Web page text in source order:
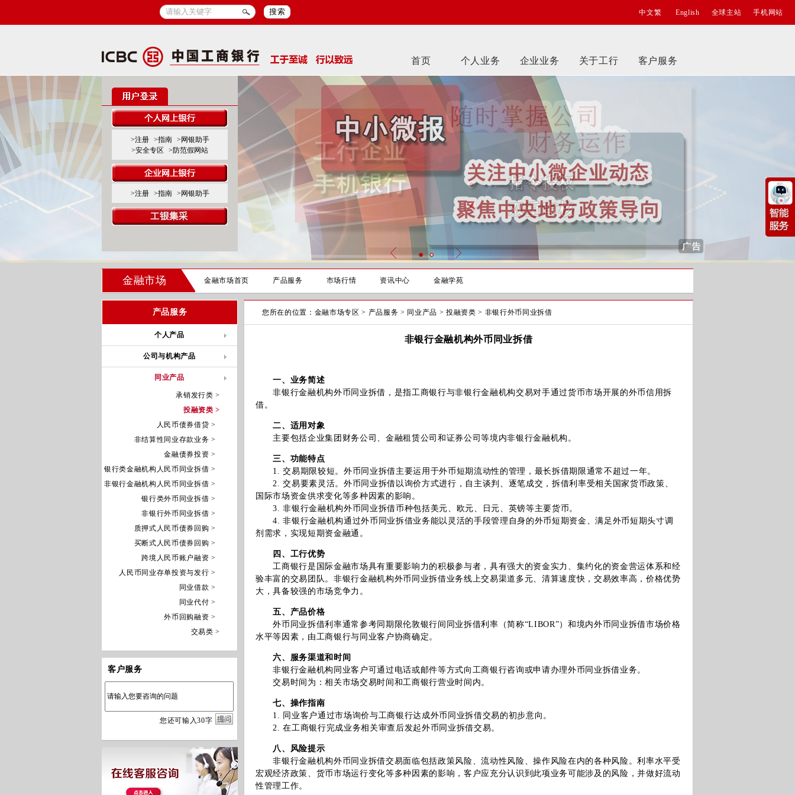
搜索 中文繁 English 全球主站 手机网站
首页 个人业务 企业业务 关于工行 客户服务
>注册 >指南
>网银助手
>安全专区
>防范假网站
>注册 >指南 >网银助手
金融市场 金融市场首页 产品服务 市场行情 资讯中心 金融学苑
产品服务
个人产品
公司与机构产品
同业产品
承销发行类 >
投融资类 >
人民币债券借贷 >
非结算性同业存款业务 >
金融债券投资 >
银行类金融机构人民币同业拆借 >
非银行金融机构人民币同业拆借 >
银行类外币同业拆借 >
非银行外币同业拆借 >
质押式人民币债券回购 >
买断式人民币债券回购 >
跨境人民币账户融资 >
人民币同业存单投资与发行 >
同业借款 >
同业代付 >
外币回购融资 >
交易类 >
客户服务
您还可输入30字
您所在的位置： 金融市场专区 > 产品服务 > 同业产品 >投融资类 > 非银行外币同业拆借
非银行金融机构外币同业拆借
一、业务简述
非银行金融机构外币同业拆借，是指工商银行与非银行金融机构交易对手通过货币市场开展的外币信用拆
借。
二、适用对象
主要包括企业集团财务公司、金融租赁公司和证券公司等境内非银行金融机构。
三、功能特点
1. 交易期限较短。外币同业拆借主要运用于外币短期流动性的管理，最长拆借期限通常不超过一年。
2. 交易要素灵活。外币同业拆借以询价方式进行，自主谈判、逐笔成交，拆借利率受相关国家货币政策、
国际市场资金供求变化等多种因素的影响。
3. 非银行金融机构外币同业拆借币种包括美元、欧元、日元、英镑等主要货币。
4. 非银行金融机构通过外币同业拆借业务能以灵活的手段管理自身的外币短期资金、满足外币短期头寸调
剂需求，实现短期资金融通。
四、工行优势
工商银行是国际金融市场具有重要影响力的积极参与者，具有强大的资金实力、集约化的资金营运体系和经
验丰富的交易团队。非银行金融机构外币同业拆借业务线上交易渠道多元、清算速度快，交易效率高，价格优势
大，具备较强的市场竞争力。
五、产品价格
外币同业拆借利率通常参考同期限伦敦银行间同业拆借利率（简称“LIBOR”）和境内外币同业拆借市场价格
水平等因素，由工商银行与同业客户协商确定。
六、服务渠道和时间
非银行金融机构同业客户可通过电话或邮件等方式向工商银行咨询或申请办理外币同业拆借业务。
交易时间为：相关市场交易时间和工商银行营业时间内。
七、操作指南
1. 同业客户通过市场询价与工商银行达成外币同业拆借交易的初步意向。
2. 在工商银行完成业务相关审查后发起外币同业拆借交易。
八、风险提示
非银行金融机构外币同业拆借交易面临包括政策风险、流动性风险、操作风险在内的各种风险。利率水平受
宏观经济政策、货币市场运行变化等多种因素的影响，客户应充分认识到此项业务可能涉及的风险，并做好流动
性管理工作。